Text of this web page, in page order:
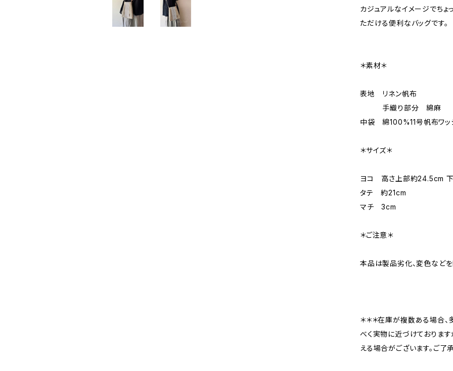
カジュアルなイメージでち
ただける便利なバッグです。
＊素材＊
表地 リネン帆布
手織り部分 綿麻
中袋 綿100%11号帆布ワッ
＊サイズ＊
ヨコ 高さ上部約24.5cm
タテ 約21cm
マチ 3cm
＊ご注意＊
本品は製品劣化、変色などを
＊＊＊在庫が複数ある場合、
べく実物に近づけておりま
える場合がございます。ご了